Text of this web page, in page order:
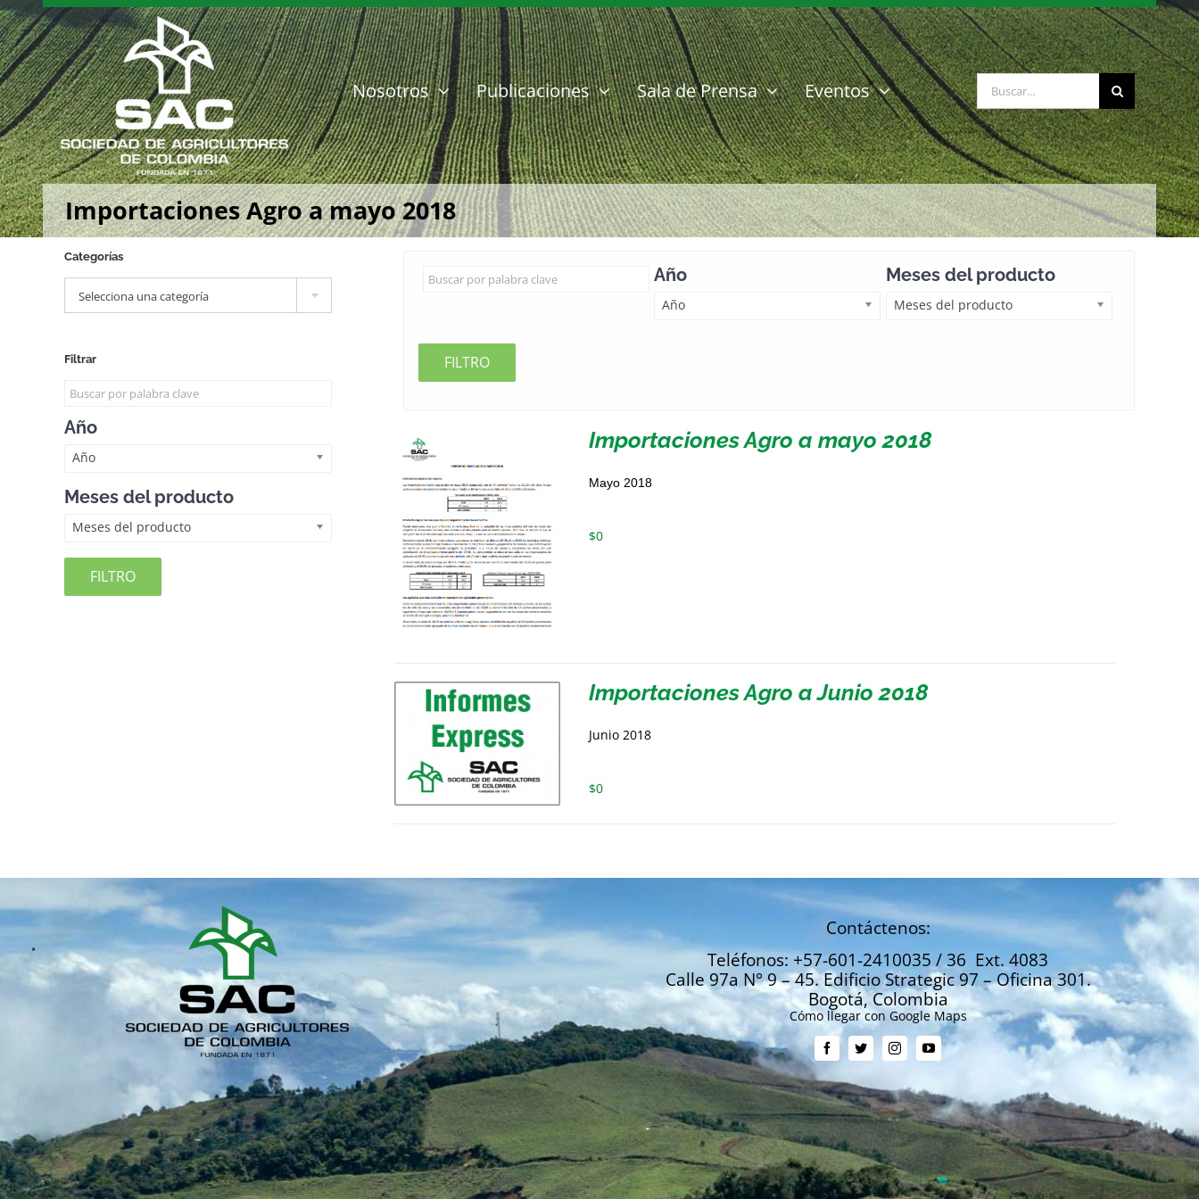
Saltar
al
contenido
Nosotros Publicaciones Sala de Prensa Eventos Buscar:
Importaciones Agro a mayo 2018
Año
Año
Meses del producto
Meses del producto
FILTRO
Importaciones Agro a mayo 2018
Mayo 2018
$0
Importaciones Agro a Junio 2018
Junio 2018
$0
Categorías
Selecciona una categoría
Filtrar
Año
Año
Meses del producto
Meses del producto
FILTRO
Contáctenos:
Teléfonos: +57-601-2410035 / 36 Ext. 4083
Calle 97a N° 9 – 45. Edificio Strategic 97 – Oficina 301.
Bogotá, Colombia
Cómo llegar con Google Maps